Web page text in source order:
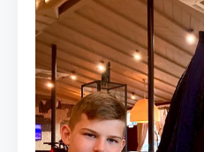
КОНТАКТЫ
UZ-PIN